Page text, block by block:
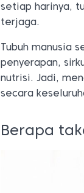
setiap harinya,
terjaga.
Tubuh manusia
penyerapan,
nutrisi. Jadi,
secara
Berapa